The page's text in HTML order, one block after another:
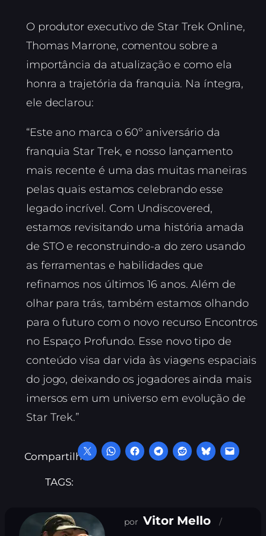
O produtor executivo de Star Trek Online,
Thomas Marrone, comentou sobre a
importância da atualização e como ela
honra a trajetória da franquia. Na íntegra,
ele declarou:
“Este ano marca o 60º aniversário da
franquia Star Trek, e nosso lançamento
mais recente é uma das muitas maneiras
pelas quais estamos celebrando esse
legado incrível. Com Undiscovered,
estamos revisitando uma história amada
de STO e reconstruindo-a do zero usando
as ferramentas e habilidades que
refinamos nos últimos 16 anos. Além de
olhar para trás, também estamos olhando
para o futuro com o novo recurso Encontros
no Espaço Profundo. Esse novo tipo de
conteúdo visa dar vida às viagens espaciais
do jogo, deixando os jogadores ainda mais
imersos em um universo em evolução de
Star Trek.”
Compartilhe:
TAGS:
Vitor Mello